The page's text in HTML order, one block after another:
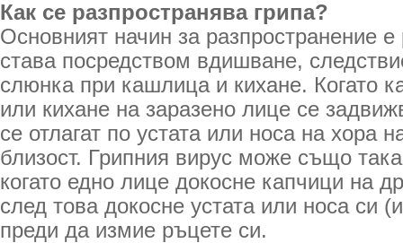
Как се разпространява грипа?
Основният начин за разпространение
става посредством вдишване,
слюнка при кашлица и кихане. Когато
или кихане на заразено лице се
се отлагат по устата или носа на хора
близост. Грипния вирус може също
когато едно лице докосне капчици на
след това докосне устата или носа си
преди да измие ръцете си.